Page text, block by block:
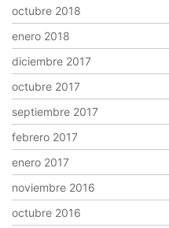
octubre 2018
enero 2018
diciembre 2017
octubre 2017
septiembre 2017
febrero 2017
enero 2017
noviembre 2016
octubre 2016